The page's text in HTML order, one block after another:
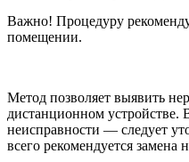
Важно! Процедуру
помещении.
Метод позволяет выявить
дистанционном устройстве.
неисправности — следует
всего рекомендуется